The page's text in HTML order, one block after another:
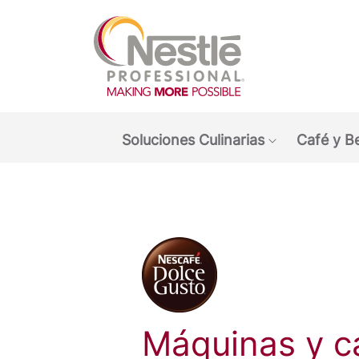
Soluciones Culinarias
Show
Café y
Máquinas y